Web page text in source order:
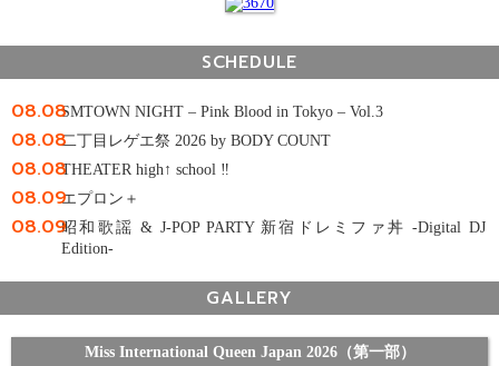
SCHEDULE
08.08SMTOWN NIGHT – Pink Blood in Tokyo – Vol.3
08.08二丁目レゲエ祭 2026 by BODY COUNT
08.08THEATER high↑ school ‼
08.09エプロン＋
08.09昭和歌謡 & J-POP PARTY 新宿ドレミファ丼 -Digital DJ
Edition-
GALLERY
Miss International Queen Japan 2026（第一部）